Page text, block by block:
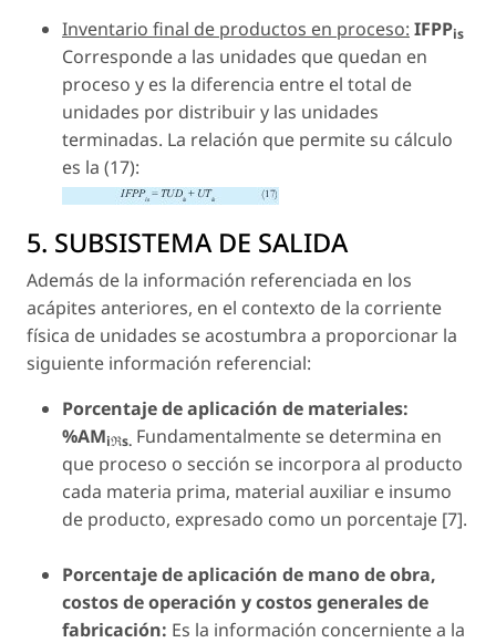
Inventario final de productos en proceso: IFPPis
Corresponde a las unidades que quedan en
proceso y es la diferencia entre el total de
unidades por distribuir y las unidades
terminadas. La relación que permite su cálculo
es la (17):
5. SUBSISTEMA DE SALIDA
Además de la información referenciada en los
acápites anteriores, en el contexto de la corriente
física de unidades se acostumbra a proporcionar la
siguiente información referencial:
Porcentaje de aplicación de materiales:
%AMiℜs. Fundamentalmente se determina en
que proceso o sección se incorpora al producto
cada materia prima, material auxiliar e insumo
de producto, expresado como un porcentaje [7].
Porcentaje de aplicación de mano de obra,
costos de operación y costos generales de
fabricación: Es la información concerniente a la